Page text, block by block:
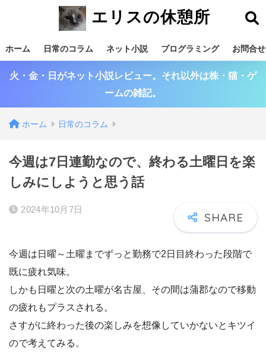
エリスの休憩所
ホーム 日常のコラム ネット小説 プログラミング お問合せ
火・金・日がネット小説レビュー。それ以外は株・猫・ゲ
ームの雑記。
ホーム 日常のコラム
今週は7日連勤なので、終わる土曜日を楽
しみにしようと思う話
2024年10月7日
今週は日曜～土曜までずっと勤務で2日目終わった段階で
既に疲れ気味。
しかも日曜と次の土曜が名古屋、その間は蒲郡なので移動
の疲れもプラスされる。
さすがに終わった後の楽しみを想像していかないとキツイ
ので考えてみる。